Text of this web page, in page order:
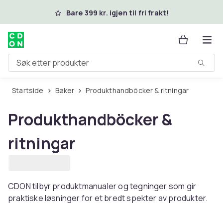
Hopp til hovedinnholdBare 399 kr. igjen til fri frakt!
Søk etter produkter
Startside Bøker Produkthandböcker & ritningar
Produkthandböcker &
ritningar
CDON tilbyr produktmanualer og tegninger som gir
praktiske løsninger for et bredt spekter av produkter.